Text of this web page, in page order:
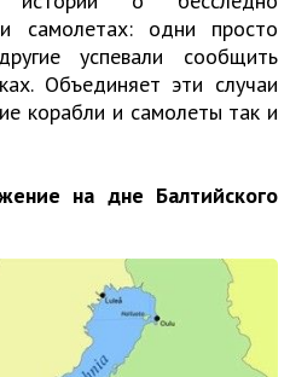
самолетах: одни просто
успевали сообщить
Объединяет эти случаи
корабли и самолеты так и
на дне Балтийского